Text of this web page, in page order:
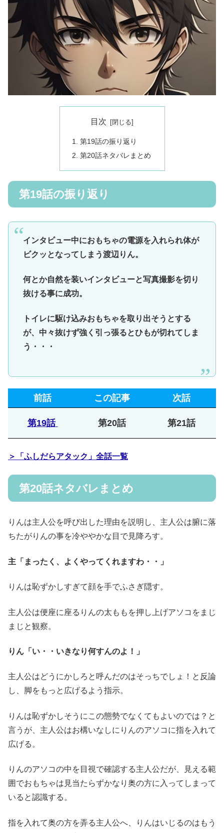
目次
第19話の振り返り
第20話ネタバレまとめ
第19話の振り返り
インタビュー中におもちゃの電源を入れられ体が
ビクッとなってしまう渡辺りん。
何とか自然を装いインタビューと写真撮影を切り
抜ける事に成功。
トイレに駆け込みおもちゃを取り出そうとする
が、中々抜けず強く引っ張るとひもが切れてしま
う・・・
前話 この記事 次話
第19話 第20話 第21話
＞「ふしだらアタック」全話一覧
第20話ネタバレまとめ
りんは主人公を呼び出した理由を説明し、主人公は腑に落
ちたがりんの事を冷ややかな目で見降ろす。
主「まったく、よくやってくれますわ・・」
りんは恥ずかしすぎて顔を手でふさぎ隠す。
主人公は便座に座るりんの太ももを押し上げアソコをまじ
まじと観察。
りん「い・・いきなり何すんのよ！」
主人公はどうにかしろと呼んだのはそっちでしょ！と反論
し、脚をもっと広げるよう指示。
りんは恥ずかしそうにこの態勢でなくてもよいのでは？と
言うが、主人公はお構いなしにりんのアソコに指を入れて
広げる。
りんのアソコの中を目視で確認する主人公だが、見える範
囲でおもちゃは見当たらずかなり奥の方に入ってしまって
いると認識する。
指を入れて奥の方を弄る主人公へ、りんはいじるのはもう